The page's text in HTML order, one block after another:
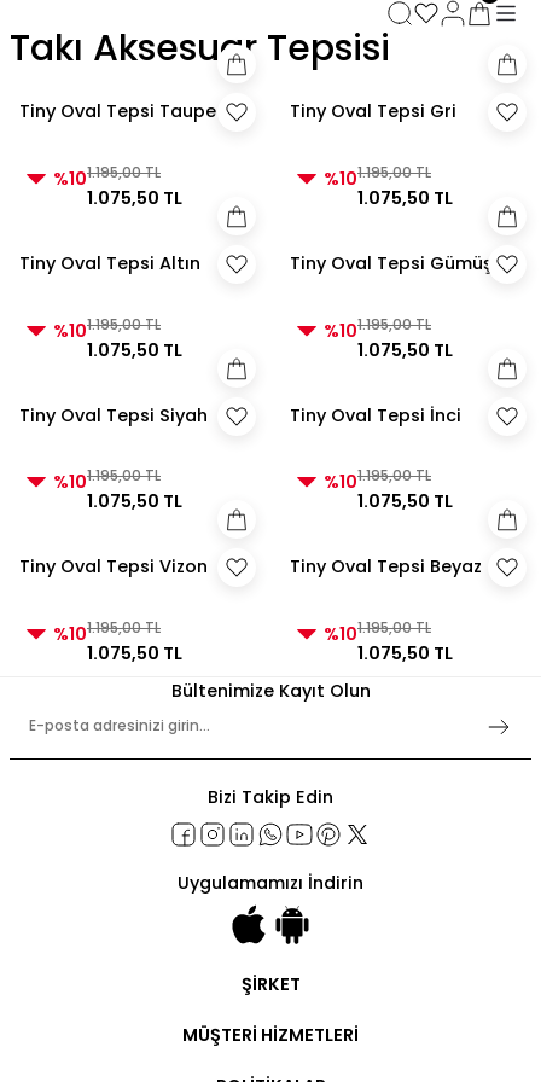
3000 TL ve Üzeri Alışverişlerde Kargo Bedava! 2
3000 TL ve Üzeri Alışverişlerde Kargo Bedava!
3000 TL ve Üzeri Alışverişlerde Kargo Bedava!
Takı Aksesuar Tepsisi
Tiny Oval Tepsi Taupe
%101.195,00 TL
1.075,50 TL
Tiny Oval Tepsi Gri
%101.195,00 TL
1.075,50 TL
Tiny Oval Tepsi Altın
%101.195,00 TL
1.075,50 TL
Tiny Oval Tepsi Gümüş
%101.195,00 TL
1.075,50 TL
Tiny Oval Tepsi Siyah
%101.195,00 TL
1.075,50 TL
Tiny Oval Tepsi İnci
%101.195,00 TL
1.075,50 TL
Tiny Oval Tepsi Vizon
%101.195,00 TL
1.075,50 TL
Tiny Oval Tepsi Beyaz
%101.195,00 TL
1.075,50 TL
Bültenimize Kayıt Olun
Bizi Takip Edin
Uygulamamızı İndirin
ŞİRKET
Hakkımızda
MÜŞTERİ HİZMETLERİ